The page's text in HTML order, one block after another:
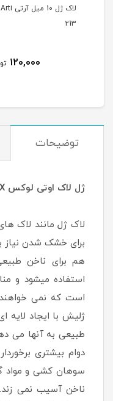
213
120,000
توضیحات
ژل لاک اوتی لوکس OTTIE LUX
لاک ژل مانند لاک
هم برای ناخن
استفاده میشود و
است که نمی خواهند
ژلیش با ایجاد
طبیعی به آنها می
دوام بیشتری
سوهان کشی و مواد
ناخن آسیب نمی